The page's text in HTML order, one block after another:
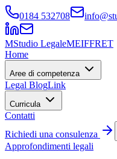
0184 532708
MStudio LegaleMEIFFRET
Home
Aree di competenza
Legal BlogLink
Curricula
Contatti
Richiedi una consulenza
Approfondimenti legali